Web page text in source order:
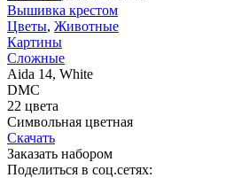
Вышивка крестом
Цветы, Животные
Картины
Сложные
Aida 14, White
DMC
22 цвета
Символьная цветная
Скачать
Заказать набором
Поделиться в соц.сетях: